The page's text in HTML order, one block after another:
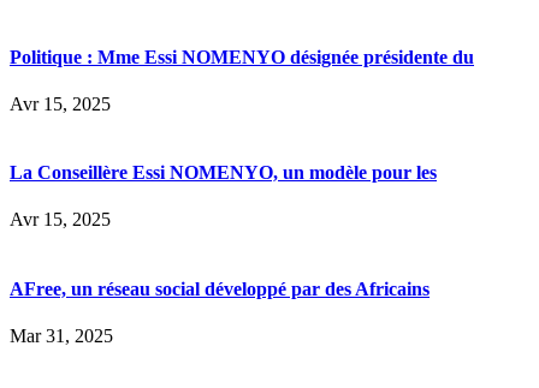
Politique : Mme Essi NOMENYO désignée présidente du
Avr 15, 2025
La Conseillère Essi NOMENYO, un modèle pour les
Avr 15, 2025
AFree, un réseau social développé par des Africains
Mar 31, 2025